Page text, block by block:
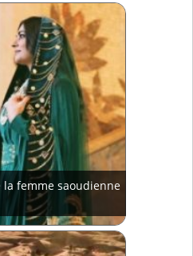
la femme saoudienne